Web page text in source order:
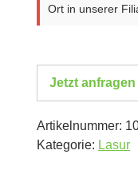
Ort in unserer
Jetzt anfragen
Artikelnummer:
Kategorie: Lasur